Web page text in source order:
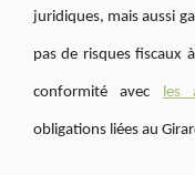
juridiques, mais aussi
pas de risques fiscaux
conformité avec les
obligations liées au